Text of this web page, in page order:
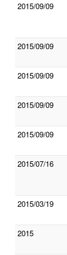
2015/09/09
2015/09/09
2015/09/09
2015/09/09
2015/09/09
2015/07/16
2015/03/19
2015